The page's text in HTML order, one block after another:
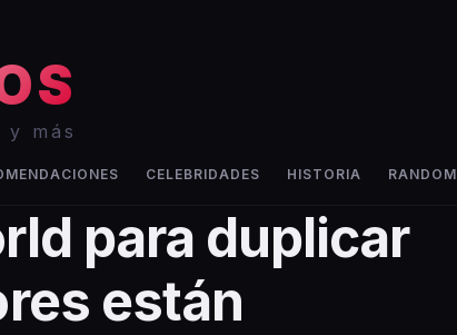
y más
CELEBRIDADES HISTORIA RANDOM
para duplicar
están